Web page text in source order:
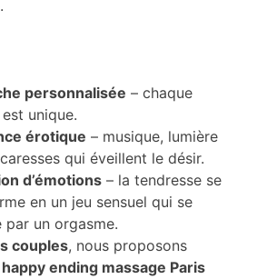
personnalisée – chaque
unique.
érotique – musique, lumière
qui éveillent le désir.
d’émotions – la tendresse se
en un jeu sensuel qui se
par un orgasme.
couples, nous proposons
ending massage Paris